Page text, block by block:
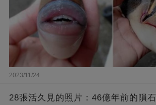
2023/11/24
28張活久見的照片：46億年前的隕